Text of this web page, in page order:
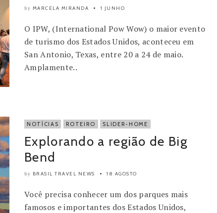
by MARCELA MIRANDA 1 JUNHO
O IPW, (International Pow Wow) o maior evento
de turismo dos Estados Unidos, aconteceu em
San Antonio, Texas, entre 20 a 24 de maio.
Amplamente..
NOTÍCIAS ROTEIRO SLIDER-HOME
Explorando a região de Big
Bend
by BRASIL TRAVEL NEWS 18 AGOSTO
Você precisa conhecer um dos parques mais
famosos e importantes dos Estados Unidos,